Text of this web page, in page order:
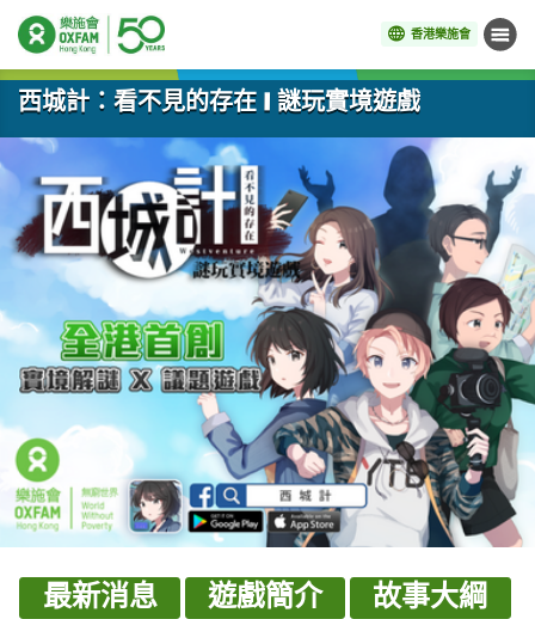
香港樂施會 目錄
開始主要內容
西城計：看不見的存在 | 謎玩實境遊戲
最新消息 遊戲簡介
故事大綱